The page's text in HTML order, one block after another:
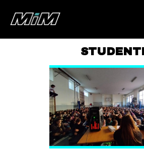
AREA
DEGENERAZIONE
GAZA FREESTYLE
STUDENTI